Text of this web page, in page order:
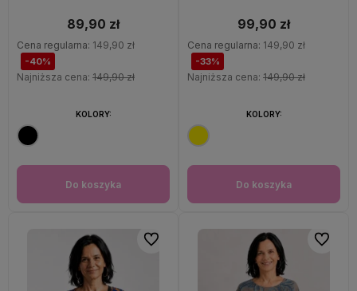
89,90 zł
Cena regularna: 149,90 zł
-40%
Najniższa cena: 149,90 zł
Do koszyka
KOLORY:
99,90 zł
Cena regularna: 149,90 zł
-33%
Najniższa cena: 149,90 zł
Do koszyka
KOLORY:
Do ulubionych Do